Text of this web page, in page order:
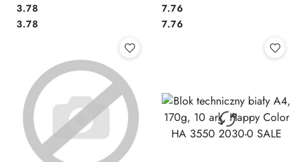
Cena:
3.78
Cena:
3.78
Cena:
7.76
Cena:
7.76